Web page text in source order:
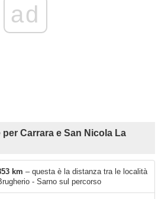
ad
per Carrara e San Nicola La
km – questa è la distanza tra le località
- Sarno sul percorso